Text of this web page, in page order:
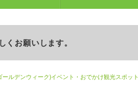
お願いします。
ールデンウィーク)イベント・おでかけ観光スポット